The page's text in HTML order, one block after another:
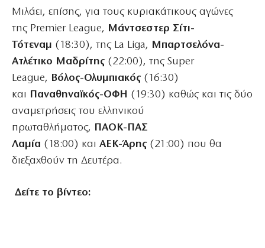
Μιλάει, επίσης, για τους κυριακάτικους αγώνες
της Premier League, Μάντσεστερ Σίτι-
Τότεναμ (18:30), της La Liga, Μπαρτσελόνα-
Ατλέτικο Μαδρίτης (22:00), της Super
League, Βόλος-Ολυμπιακός (16:30)
και Παναθηναϊκός-ΟΦΗ (19:30) καθώς και τις δύο
αναμετρήσεις του ελληνικού
πρωταθλήματος, ΠΑΟΚ-ΠΑΣ
Λαμία (18:00) και ΑΕΚ-Άρης (21:00) που θα
διεξαχθούν τη Δευτέρα.
Δείτε το βίντεο: